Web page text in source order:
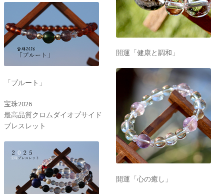
「プルート」
宝珠2026
最高品質クロムダイオプサイド
ブレスレット
開運「健康と調和」
開運「心の癒し」